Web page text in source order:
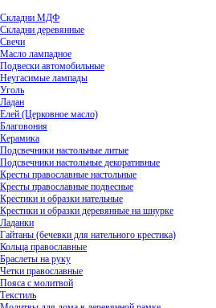
Складни МДФ
Складни деревянные
Свечи
Масло лампадное
Подвески автомобильные
Неугасимые лампады
Уголь
Ладан
Елей (Церковное масло)
Благовония
Керамика
Подсвечники настольные литые
Подсвечники настольные декоративные
Кресты православные настольные
Кресты православные подвесные
Крестики и образки нательные
Крестики и образки деревянные на шнурке
Ладанки
Гайтаны (бечевки для нательного крестика)
Кольца православные
Браслеты на руку
Четки православные
Пояса с молитвой
Текстиль